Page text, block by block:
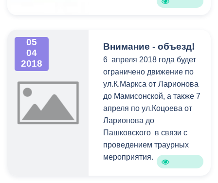
05
04
2018
Внимание - объезд!
6 апреля 2018 года будет
ограничено движение по
ул.К.Маркса от Ларионова
до Мамисонской, а также 7
апреля по ул.Коцоева от
Ларионова до
Пашковского в связи с
проведением траурных
мероприятия.